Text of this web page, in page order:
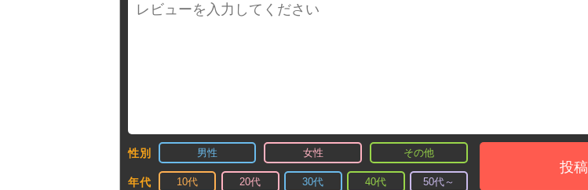
性別 男性 女性 その他
年代 10代 20代 30代 40代 50代～
投稿